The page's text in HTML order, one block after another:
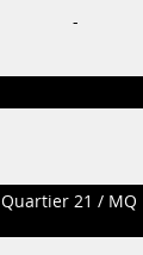
-
Quartier 21 / MQ